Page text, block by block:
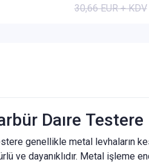
30,66 EUR + KDV
Daıre Testere
genellikle metal levhaların
ve dayanıklıdır. Metal işleme